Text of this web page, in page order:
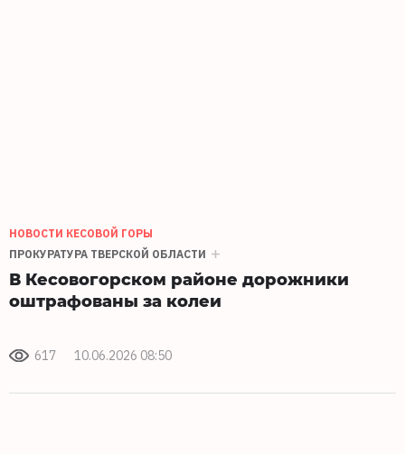
НОВОСТИ КЕСОВОЙ ГОРЫ
ПРОКУРАТУРА ТВЕРСКОЙ ОБЛАСТИ
В Кесовогорском районе дорожники
оштрафованы за колеи
617 10.06.2026 08:50